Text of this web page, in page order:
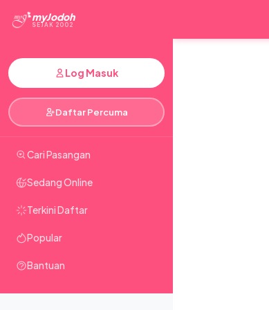
myJodoh
SEJAK 2002
Log Masuk
Daftar Percuma
Cari Pasangan
Sedang Online
Terkini Daftar
Popular
Bantuan